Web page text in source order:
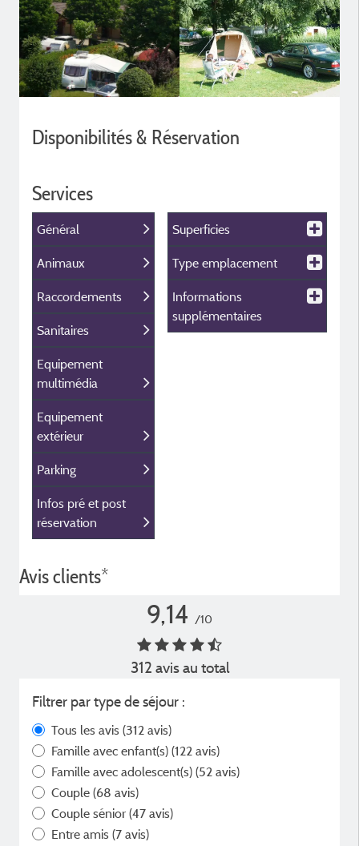
Disponibilités & Réservation
Services
Général
Animaux
Raccordements
Sanitaires
Equipement
multimédia
Equipement
extérieur
Parking
Infos pré et post
réservation
Superficies
Type emplacement
Informations
supplémentaires
Avis clients*
9,14 /10
312 avis au total
Filtrer par type de séjour :
Tous les avis (312 avis)
Famille avec enfant(s) (122 avis)
Famille avec adolescent(s) (52 avis)
Couple (68 avis)
Couple sénior (47 avis)
Entre amis (7 avis)